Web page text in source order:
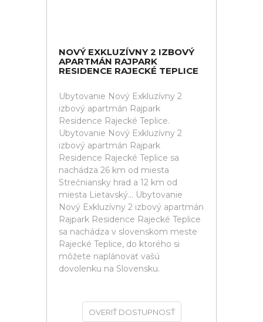
NOVÝ EXKLUZÍVNY 2 IZBOVÝ
APARTMÁN RAJPARK
RESIDENCE RAJECKÉ TEPLICE
Ubytovanie Nový Exkluzívny 2
izbový apartmán Rajpark
Residence Rajecké Teplice.
Ubytovanie Nový Exkluzívny 2
izbový apartmán Rajpark
Residence Rajecké Teplice sa
nachádza 26 km od miesta
Strečniansky hrad a 12 km od
miesta Lietavský... Ubytovanie
Nový Exkluzívny 2 izbový apartmán
Rajpark Residence Rajecké Teplice
sa nachádza v slovenskom meste
Rajecké Teplice, do ktorého si
môžete naplánovať vašú
dovolenku na Slovensku.
OVERIŤ DOSTUPNOSŤ